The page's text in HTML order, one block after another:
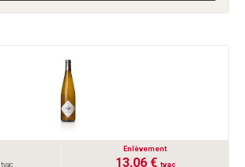
tvac
Enlèvement
13,06 € tvac